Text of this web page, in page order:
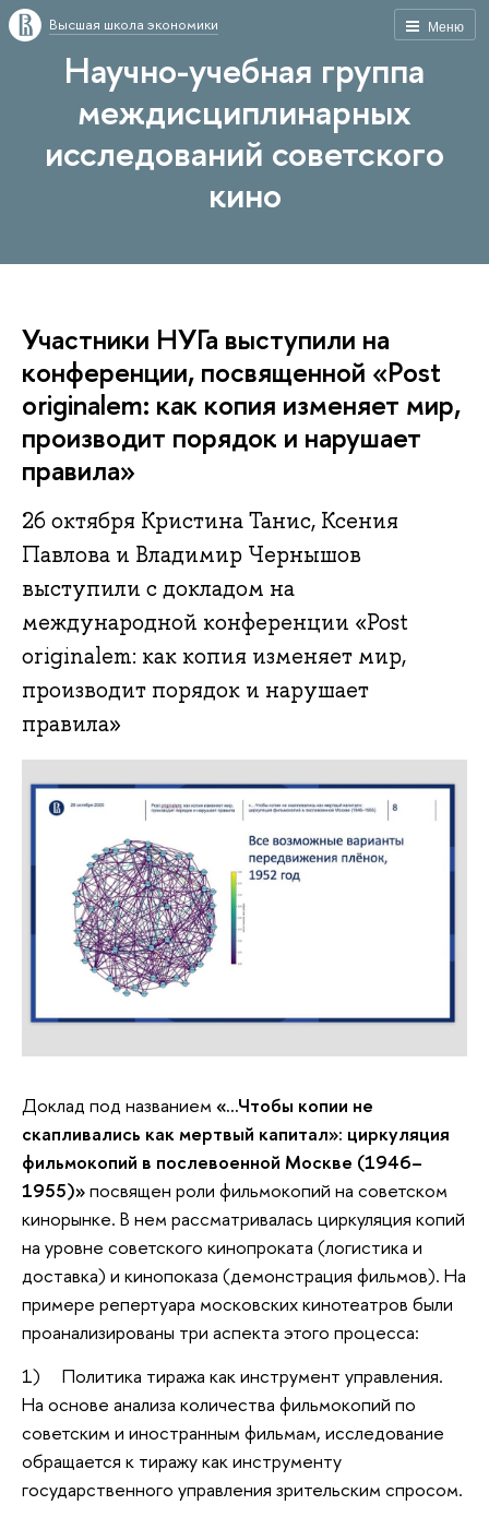
Меню
Высшая школа экономики
Научно-учебная группа
междисциплинарных
исследований советского
кино
Участники НУГа выступили на
конференции, посвященной «Post
originalem: как копия изменяет мир,
производит порядок и нарушает
правила»
26 октября Кристина Танис, Ксения
Павлова и Владимир Чернышов
выступили с докладом на
международной конференции «Post
originalem: как копия изменяет мир,
производит порядок и нарушает
правила»
Доклад под названием «…Чтобы копии не
скапливались как мертвый капитал»: циркуляция
фильмокопий в послевоенной Москве (1946–
1955)»посвящен роли фильмокопий на советском
кинорынке. В нем рассматривалась циркуляция копий
на уровне советского кинопроката (логистика и
доставка) и кинопоказа (демонстрация фильмов). На
примере репертуара московских кинотеатров были
проанализированы три аспекта этого процесса:
1) Политика тиража как инструмент управления.
На основе анализа количества фильмокопий по
советским и иностранным фильмам, исследование
обращается к тиражу как инструменту
государственного управления зрительским спросом.